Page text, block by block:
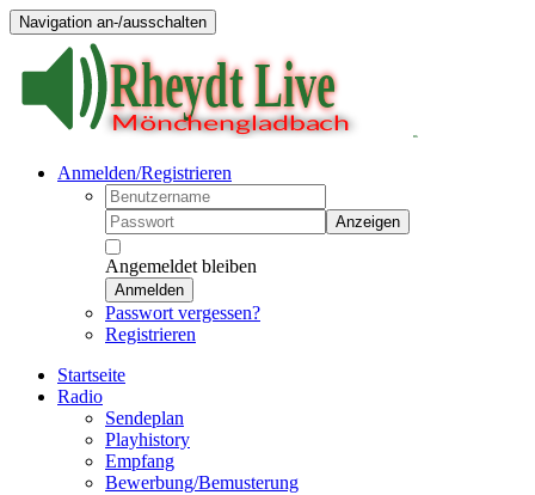
Navigation an-/ausschalten
Anmelden/Registrieren
Anzeigen
Angemeldet bleiben
Anmelden
Passwort vergessen?
Registrieren
Startseite
Radio
Sendeplan
Playhistory
Empfang
Bewerbung/Bemusterung